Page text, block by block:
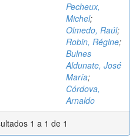
Pecheux,
Michel;
Olmedo, Raúl;
Robin, Régine;
Bulnes
Aldunate, José
María;
Córdova,
Arnaldo
1 a 1 de 1